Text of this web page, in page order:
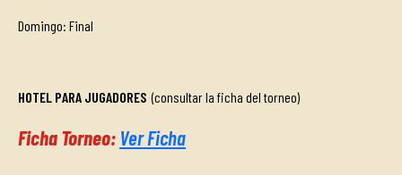
Domingo: Final
HOTEL PARA JUGADORES (consultar la ficha del torneo)
Ficha Torneo: Ver Ficha